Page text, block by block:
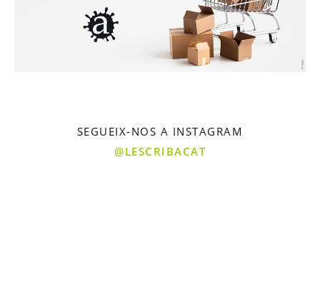
SEGUEIX-NOS A INSTAGRAM
@LESCRIBACAT